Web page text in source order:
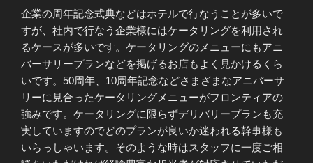
企業の周年記念式典などはホテルで行なうことが多いで
すが、社内で行なう企業様にはケータリングを利用され
るケースが多いです。ケータリングのメニューにもアニ
バーサリープランなどを掲げるお店もよく見かけるくら
いです。50周年、10周年記念などさまざまなアニバーサ
リーに見合ったケータリングメニューがフロンティアの
強みです。ケータリングに限らずデリバリープランも充
実していますのでどのプランが良いか迷われる幹事様も
いらっしゃいます。そのような時はスタッフに一度ご相